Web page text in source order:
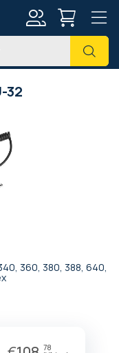
32
360, 380, 388, 640,
78